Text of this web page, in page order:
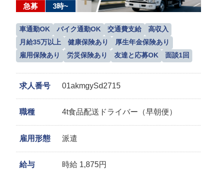
急募 3時~
車通勤OK バイク通勤OK 交通費支給
高収入
月給35万以上
健康保険あり
厚生年金保険あり
雇用保険あり
労災保険あり 友達と応募OK 面談1回
求人番号 01akmgySd2715
職種 4t食品配送ドライバー（早朝便）
雇用形態 派遣
給与 時給 1,875円